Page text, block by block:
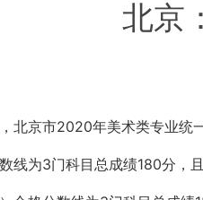
北京
北京市2020年美术类专业统
线为3门科目总成绩180分，